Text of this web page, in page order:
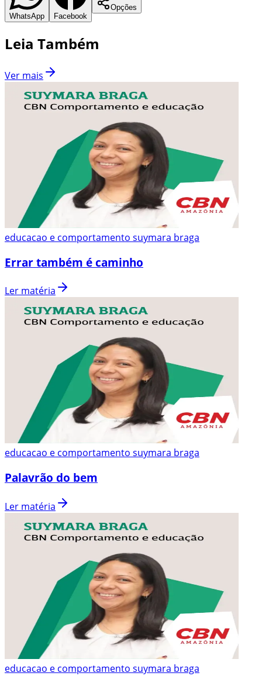
WhatsApp Facebook
Opções
Leia Também
Ver mais
educacao e comportamento suymara braga
Errar também é caminho
Ler matéria
educacao e comportamento suymara braga
Palavrão do bem
Ler matéria
educacao e comportamento suymara braga